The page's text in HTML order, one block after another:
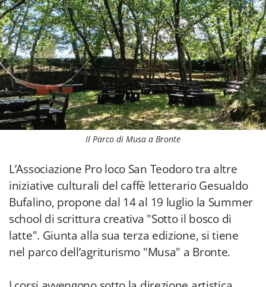
Il Parco di Musa a Bronte
L’Associazione Pro loco San Teodoro tra altre
iniziative culturali del caffè letterario Gesualdo
Bufalino, propone dal 14 al 19 luglio la Summer
school di scrittura creativa "Sotto il bosco di
latte". Giunta alla sua terza edizione, si tiene
nel parco dell’agriturismo "Musa" a Bronte.